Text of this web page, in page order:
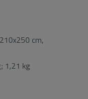
cm,
1,21 kg